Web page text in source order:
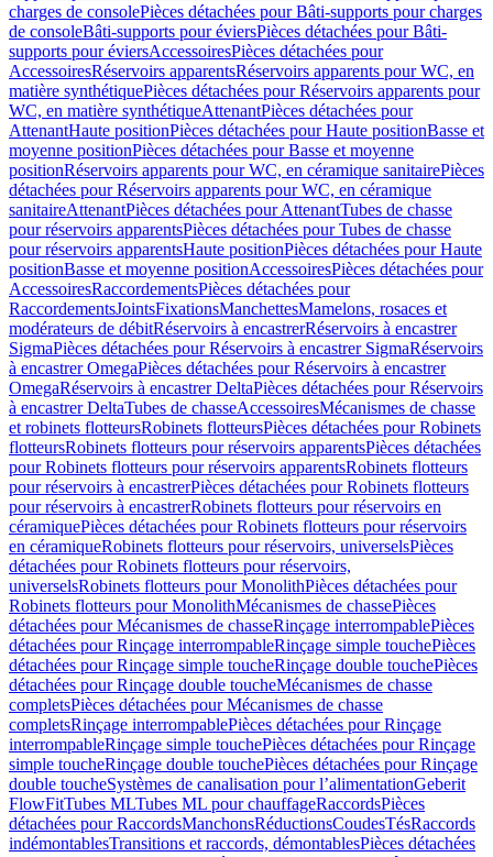
charges de consolePièces détachées pour Bâti-supports pour charges
de consoleBâti-supports pour éviersPièces détachées pour Bâti-
supports pour éviersAccessoiresPièces détachées pour
AccessoiresRéservoirs apparentsRéservoirs apparents pour WC, en
matière synthétiquePièces détachées pour Réservoirs apparents pour
WC, en matière synthétiqueAttenantPièces détachées pour
AttenantHaute positionPièces détachées pour Haute positionBasse et
moyenne positionPièces détachées pour Basse et moyenne
positionRéservoirs apparents pour WC, en céramique sanitairePièces
détachées pour Réservoirs apparents pour WC, en céramique
sanitaireAttenantPièces détachées pour AttenantTubes de chasse
pour réservoirs apparentsPièces détachées pour Tubes de chasse
pour réservoirs apparentsHaute positionPièces détachées pour Haute
positionBasse et moyenne positionAccessoiresPièces détachées pour
AccessoiresRaccordementsPièces détachées pour
RaccordementsJointsFixationsManchettesMamelons, rosaces et
modérateurs de débitRéservoirs à encastrerRéservoirs à encastrer
SigmaPièces détachées pour Réservoirs à encastrer SigmaRéservoirs
à encastrer OmegaPièces détachées pour Réservoirs à encastrer
OmegaRéservoirs à encastrer DeltaPièces détachées pour Réservoirs
à encastrer DeltaTubes de chasseAccessoiresMécanismes de chasse
et robinets flotteursRobinets flotteursPièces détachées pour Robinets
flotteursRobinets flotteurs pour réservoirs apparentsPièces détachées
pour Robinets flotteurs pour réservoirs apparentsRobinets flotteurs
pour réservoirs à encastrerPièces détachées pour Robinets flotteurs
pour réservoirs à encastrerRobinets flotteurs pour réservoirs en
céramiquePièces détachées pour Robinets flotteurs pour réservoirs
en céramiqueRobinets flotteurs pour réservoirs, universelsPièces
détachées pour Robinets flotteurs pour réservoirs,
universelsRobinets flotteurs pour MonolithPièces détachées pour
Robinets flotteurs pour MonolithMécanismes de chassePièces
détachées pour Mécanismes de chasseRinçage interrompablePièces
détachées pour Rinçage interrompableRinçage simple touchePièces
détachées pour Rinçage simple toucheRinçage double touchePièces
détachées pour Rinçage double toucheMécanismes de chasse
completsPièces détachées pour Mécanismes de chasse
completsRinçage interrompablePièces détachées pour Rinçage
interrompableRinçage simple touchePièces détachées pour Rinçage
simple toucheRinçage double touchePièces détachées pour Rinçage
double toucheSystèmes de canalisation pour l’alimentationGeberit
FlowFitTubes MLTubes ML pour chauffageRaccordsPièces
détachées pour RaccordsManchonsRéductionsCoudesTésRaccords
indémontablesTransitions et raccords, démontablesPièces détachées